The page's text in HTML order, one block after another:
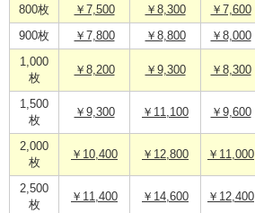
800枚 ￥7,500 ￥8,300 ￥7,600
900枚 ￥7,800 ￥8,800 ￥8,000
1,000
枚
￥8,200 ￥9,300 ￥8,300
1,500
枚
￥9,300 ￥11,100 ￥9,600
2,000
枚
￥10,400 ￥12,800 ￥11,000
2,500
枚
￥11,400 ￥14,600 ￥12,400